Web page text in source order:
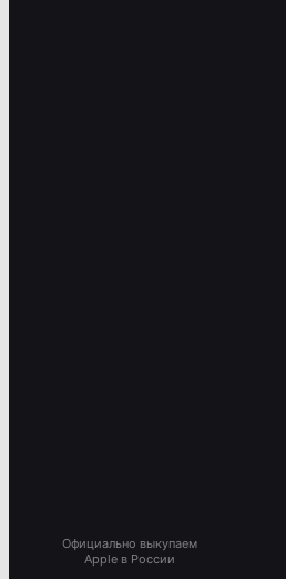
Официально выкупаем
Apple в России